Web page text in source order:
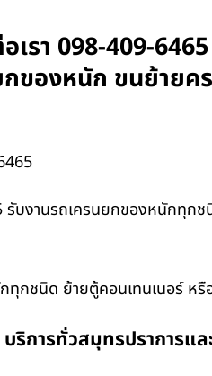
รา 098-409-
ของหนัก ขนย้าย
รับงานรถเครนยกของหนักทุ
ทุกชนิด ย้ายตู้คอนเทนเนอร์ ห
การทั่วสมุทรปราการและ